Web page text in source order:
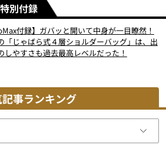
別付録
付録】ガバッと開いて中身が一目瞭然！
「じゃばら式４層ショルダーバッグ」は、出
しやすさも過去最高レベルだった！
事ランキング